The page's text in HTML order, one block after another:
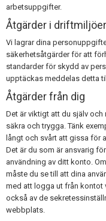
arbetsuppgifter.
Åtgärder i driftmiljöer
Vi lagrar dina
säkerhetsåtgärder för att
standarder för skydd av
upptäckas meddelas detta
Åtgärder från dig
Det är viktigt att du själv
säkra och trygga. Tänk
långt och svårt att gissa för
Det är du som är ansvarig
användning av ditt konto.
måste du se till att dina
med att logga ut från kontot
också av de
webbplats.